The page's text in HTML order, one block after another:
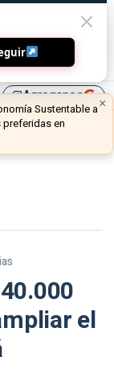
library_addAgreganos
el